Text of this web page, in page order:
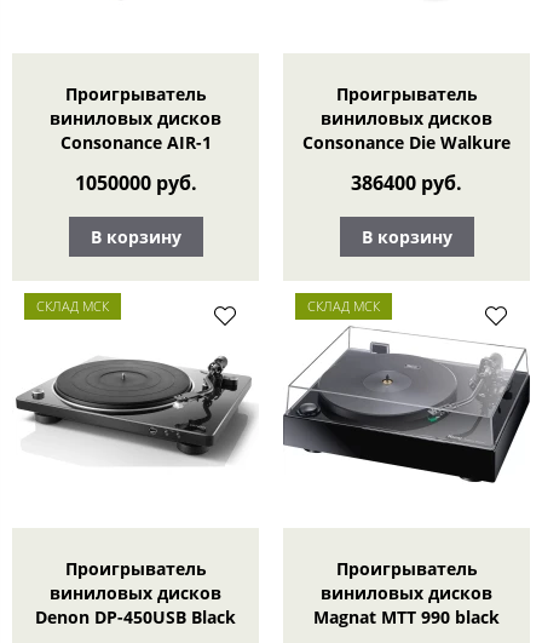
Проигрыватель
виниловых дисков
Consonance AIR-1
1050000 руб.
В корзину
Проигрыватель
виниловых дисков
Consonance Die Walkure
386400 руб.
В корзину
СКЛАД МСК
Проигрыватель
виниловых дисков
Denon DP-450USB Black
СКЛАД МСК
Проигрыватель
виниловых дисков
Magnat MTT 990 black